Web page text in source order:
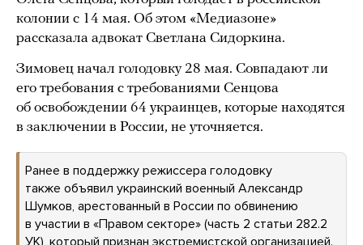
колонии с 14 мая. Об этом «Медиазоне»
рассказала адвокат Светлана Сидоркина.
Зимовец начал голодовку 28 мая. Совпадают ли
его требования с требованиями Сенцова
об освобождении 64 украинцев, которые находятся
в заключении в России, не уточняется.
Ранее в поддержку режиссера голодовку
также объявил украинский военный Александр
Шумков, арестованный в России по обвинению
в участии в «Правом секторе» (часть 2 статьи 282.2
УК), который признан экстремистской организацией.